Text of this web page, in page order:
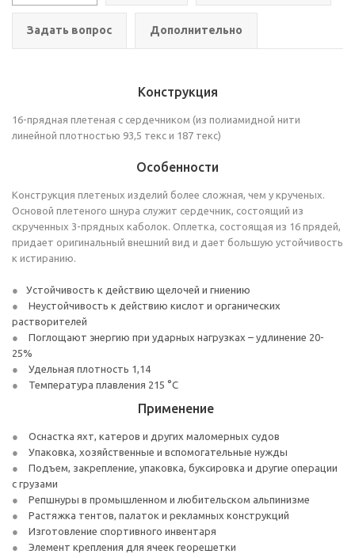
Задать вопрос Дополнительно
Конструкция
16-прядная плетеная с сердечником (из полиамидной нити
линейной плотностью 93,5 текс и 187 текс)
Особенности
Конструкция плетеных изделий более сложная, чем у крученых.
Основой плетеного шнура служит сердечник, состоящий из
скрученных 3-прядных каболок. Оплетка, состоящая из 16 прядей,
придает оригинальный внешний вид и дает большую устойчивость
к истиранию.
Устойчивость к действию щелочей и гниению
Неустойчивость к действию кислот и органических
растворителей
Поглощают энергию при ударных нагрузках – удлинение 20-
25%
Удельная плотность 1,14
Температура плавления 215 °C
Применение
Оснастка яхт, катеров и других маломерных судов
Упаковка, хозяйственные и вспомогательные нужды
Подъем, закрепление, упаковка, буксировка и другие операции
с грузами
Репшнуры в промышленном и любительском альпинизме
Растяжка тентов, палаток и рекламных конструкций
Изготовление спортивного инвентаря
Элемент крепления для ячеек георешетки